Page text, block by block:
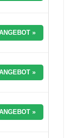
»
»
»